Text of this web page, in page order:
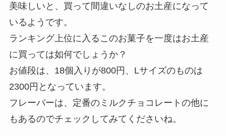
美味しいと、買って間違いなしのお土産になって
いるようです。
ランキング上位に入るこのお菓子を一度はお土産
に買っては如何でしょうか？
お値段は、18個入りが800円、Lサイズのものは
2300円となっています。
フレーバーは、定番のミルクチョコレートの他に
もあるのでチェックしてみてくださいね。